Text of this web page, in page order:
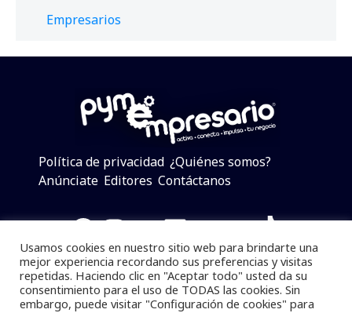
Empresarios
Política de privacidad ¿Quiénes somos?
Anúnciate Editores Contáctanos
Facebook
Instagram
Twitter
LinkedIn
Telegram
YouTube
TikTok
Pymempresario © 2025 Todos los derechos reservados.
Usamos cookies en nuestro sitio web para brindarte una
mejor experiencia recordando sus preferencias y visitas
repetidas. Haciendo clic en "Aceptar todo" usted da su
consentimiento para el uso de TODAS las cookies. Sin
embargo, puede visitar "Configuración de cookies" para